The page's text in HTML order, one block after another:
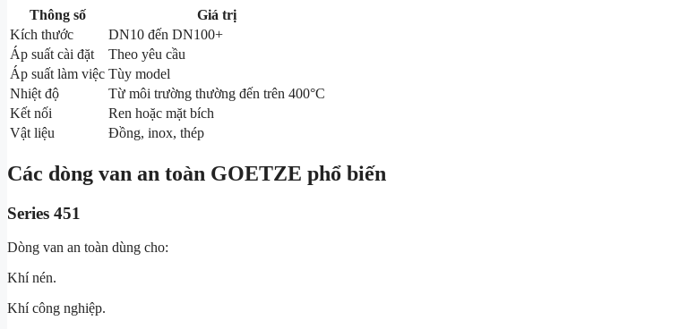
Thông số
Giá trị
Kích thước
DN10 đến DN100+
Áp suất cài đặt
Theo yêu cầu
Áp suất làm việc Tùy model
Nhiệt độ
Từ môi trường thường đến trên 400°C
Kết nối
Ren hoặc mặt bích
Vật liệu
Đồng, inox, thép
Các dòng van an toàn GOETZE phổ biến
Series 451
Dòng van an toàn dùng cho:
Khí nén.
Khí công nghiệp.